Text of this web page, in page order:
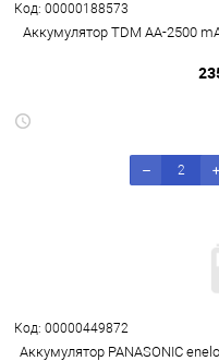
Код: 00000188573
Аккумулятор TDM AA-2500
Код: 00000449872
Аккумулятор PANASONIC